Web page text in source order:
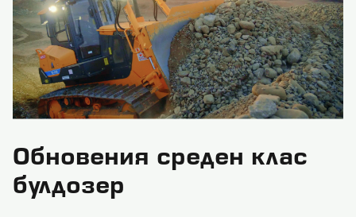
Обновения среден клас
булдозер